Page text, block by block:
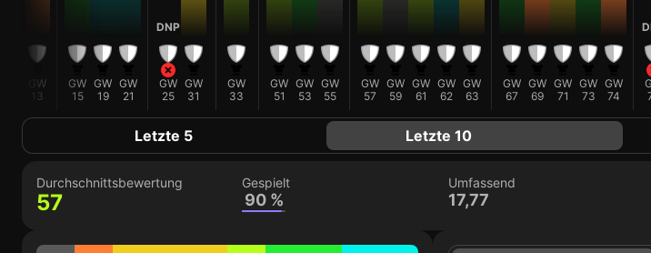
GW
13
GW
15
GW
19
GW
21
DNP
GW
25
GW
31
GW
33
GW
51
GW
53
GW
55
GW
57
GW
59
GW
61
GW
62
GW
63
GW
67
GW
69
GW
71
GW
73
GW
74
Letzte 5 Letzte 10
Durchschnittsbewertung
57
Gespielt
90 %
Umfassend
17,77